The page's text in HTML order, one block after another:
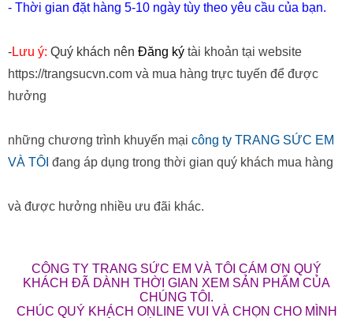
- Thời gian đặt hàng 5-10 ngày tùy theo yêu cầu của bạn.
-Lưu ý: Quý khách nên Đăng ký tài khoản tại website
https://trangsucvn.com và mua hàng trực tuyến để được
hưởng
những chương trình khuyến mại công ty TRANG SỨC EM
VÀ TÔI đang áp dụng trong thời gian quý khách mua hàng
và được hưởng nhiều ưu đãi khác.
CÔNG TY TRANG SỨC EM VÀ TÔI CÁM ƠN QUÝ
KHÁCH ĐÃ DÀNH THỜI GIAN XEM SẢN PHẨM CỦA
CHÚNG TÔI.
CHÚC QUÝ KHÁCH ONLINE VUI VÀ CHỌN CHO MÌNH